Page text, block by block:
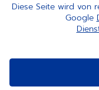
Diese Seite wird von
Google